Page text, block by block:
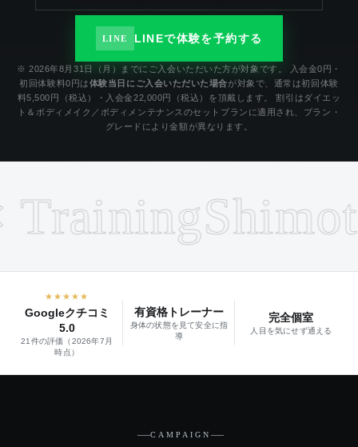
LINE LINEで体験を予約する
※ 2026年8月31日（月）までにご入会いただいた方が対象です。 入会金0円・
初回体験料0円は体験当日にご入会いただいた場合が対象で、通常は初回体験
料5,500円（税込）・入会金22,000円（税込）を頂戴します。 割引はダイエッ
ト＆ボディメイク／ボディメンテナンスのセットプランに適用され、プラン・
グレードにより金額が異なります。
★★★★★
Googleクチコミ
5.0
21件の評価（2026年7月
時点）
有資格トレーナー
身体の状態を見て安全に指
導
完全個室
人目を気にせず通える
CAMPAIGN